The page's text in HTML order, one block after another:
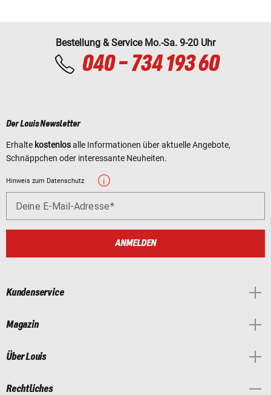
Bestellung & Service Mo.-Sa. 9-20 Uhr
040 - 734 193 60
Der Louis Newsletter
Erhalte kostenlosalle Informationen über aktuelle Angebote,
Schnäppchen oder interessante Neuheiten.
Hinweis zum Datenschutz
Deine E-Mail-Adresse
ANMELDEN
Kundenservice
Magazin
Über Louis
Rechtliches